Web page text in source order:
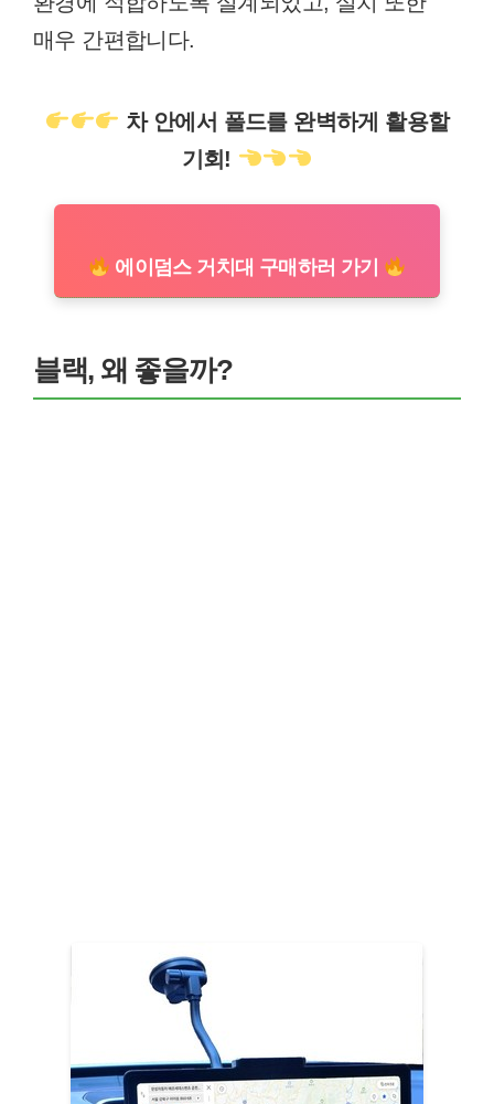
매우 간편합니다.
차 안에서 폴드를 완벽하게 활용할
기회!
에이덤스 거치대 구매하러 가기
블랙, 왜 좋을까?